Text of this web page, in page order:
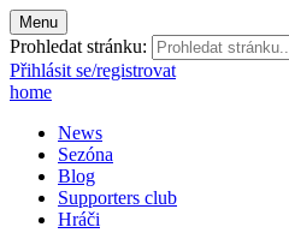
Menu
Prohledat stránku:
Přihlásit se/registrovat
home
News
Sezóna
Blog
Supporters club
Hráči